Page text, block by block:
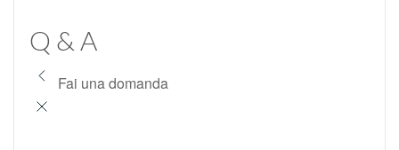
Q & A
Fai una domanda